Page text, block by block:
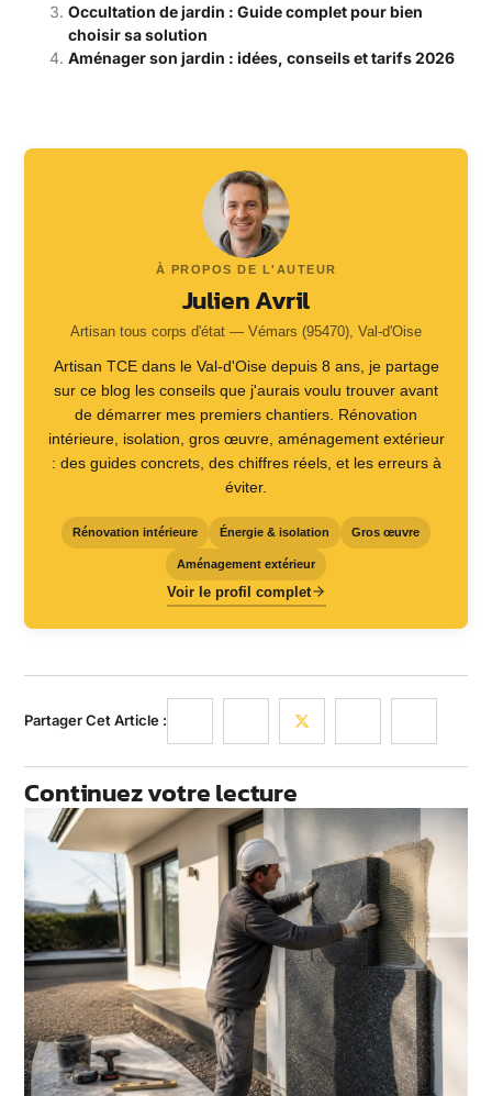
Occultation de jardin : Guide complet pour bien
choisir sa solution
Aménager son jardin : idées, conseils et tarifs 2026
À PROPOS DE L'AUTEUR
Julien Avril
Artisan tous corps d'état — Vémars (95470), Val-d'Oise
Artisan TCE dans le Val-d'Oise depuis 8 ans, je partage
sur ce blog les conseils que j'aurais voulu trouver avant
de démarrer mes premiers chantiers. Rénovation
intérieure, isolation, gros œuvre, aménagement extérieur
: des guides concrets, des chiffres réels, et les erreurs à
éviter.
Rénovation intérieure Énergie & isolation Gros œuvre
Aménagement extérieur
Voir le profil complet
Partager Cet Article :
Continuez votre lecture